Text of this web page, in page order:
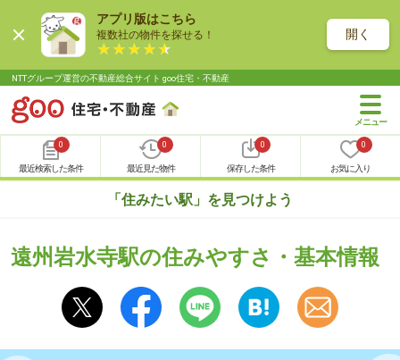
アプリ版はこちら
複数社の物件を探せる！ 開く
NTTグループ運営の不動産総合サイト goo住宅・不動産
0
最近検索した条件
0
最近見た物件
0
保存した条件
0
お気に入り
「住みたい駅」を見つけよう
遠州岩水寺駅の住みやすさ・基本情報